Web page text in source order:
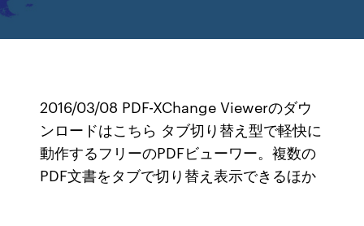
2016/03/08 PDF-XChange Viewerのダウ
ンロードはこちら タブ切り替え型で軽快に
動作するフリーのPDFビューワー。複数の
PDF文書をタブで切り替え表示できるほか